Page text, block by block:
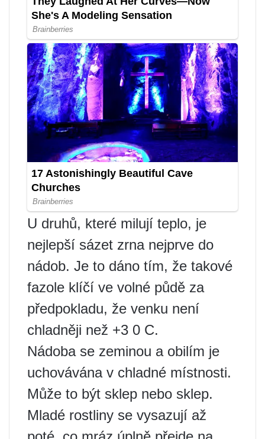
U druhů, které milují teplo, je
nejlepší sázet zrna nejprve do
nádob. Je to dáno tím, že takové
fazole klíčí ve volné půdě za
předpokladu, že venku není
chladněji než +3 0 C.
Nádoba se zeminou a obilím je
uchovávána v chladné místnosti.
Může to být sklep nebo sklep.
Mladé rostliny se vysazují až